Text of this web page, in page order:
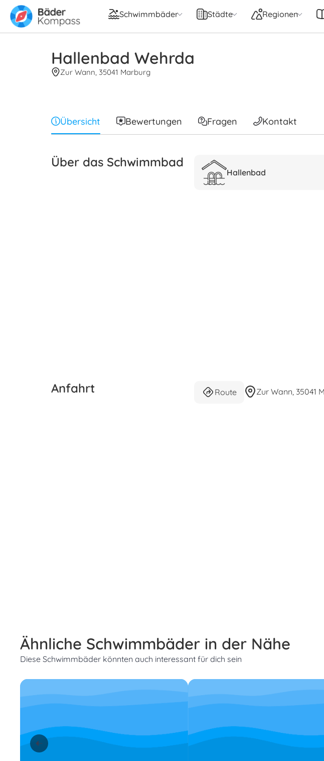
Schwimmbäder Städte Regionen
Hallenbad Wehrda
Zur Wann, 35041 Marburg
Übersicht Bewertungen Fragen Kontakt
Über das Schwimmbad
Hallenbad
Anfahrt Route Zur Wann, 35041
Ähnliche Schwimmbäder in der Nähe
Diese Schwimmbäder könnten auch interessant für dich sein